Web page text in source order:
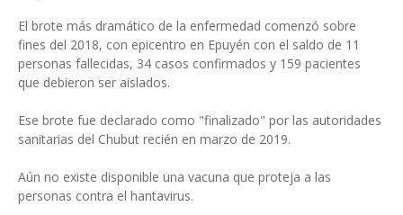
El brote más dramático de la enfermedad comenzó sobre
fines del 2018, con epicentro en Epuyén con el saldo de 11
personas fallecidas, 34 casos confirmados y 159 pacientes
que debieron ser aislados.
Ese brote fue declarado como "finalizado" por las autoridades
sanitarias del Chubut recién en marzo de 2019.
Aún no existe disponible una vacuna que proteja a las
personas contra el hantavirus.